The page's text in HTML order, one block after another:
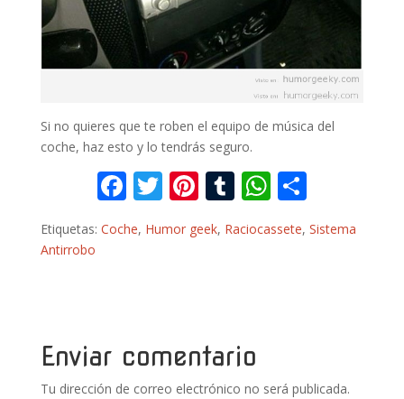
Si no quieres que te roben el equipo de música del
coche, haz esto y lo tendrás seguro.
F
ac
e
k
T
itt
Pi
nt
er
T
u
m
W
h
at
o
m
Etiquetas: Coche, Humor geek, Raciocassete, Sistema
Antirrobo
Enviar comentario
Tu dirección de correo electrónico no será publicada.